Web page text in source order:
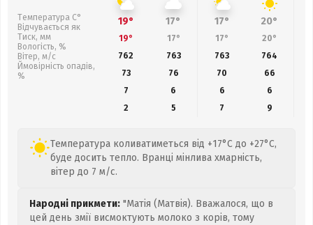
Температура С°
Відчувається як
Тиск, мм
Вологість, %
Вітер, м/с
Ймовірність опадів,
%
19° 17° 17° 20°
19° 17° 17° 20°
762
763 763 764
73
76 70 66
7
6 6
6
2
5 7 9
Температура коливатиметься від +17°C до +27°C,
буде досить тепло. Вранці мінлива хмарність,
вітер до 7 м/с.
Народні прикмети: "Матія (Матвія). Вважалося, що в
цей день змії висмоктують молоко з корів, тому